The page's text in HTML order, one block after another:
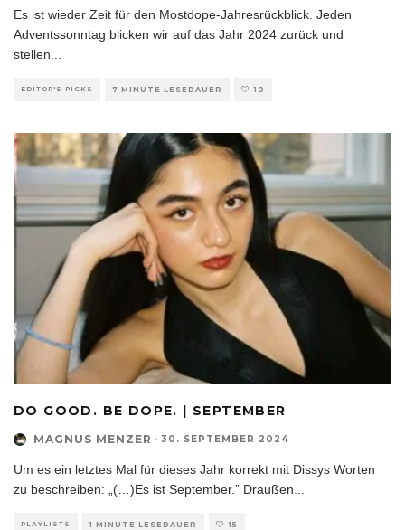
Es ist wieder Zeit für den Mostdope-Jahresrückblick. Jeden
Adventssonntag blicken wir auf das Jahr 2024 zurück und
stellen
EDITOR'S PICKS 7 MINUTE LESEDAUER 10
DO GOOD. BE DOPE. | SEPTEMBER
MAGNUS MENZER · 30. SEPTEMBER 2024
Um es ein letztes Mal für dieses Jahr korrekt mit Dissys Worten
zu beschreiben: „(…)Es ist September.” Draußen...
PLAYLISTS 1 MINUTE LESEDAUER 15